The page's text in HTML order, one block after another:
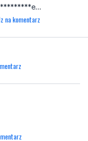
i śmierdzi. Załóż sobie
okazji drugiego kup